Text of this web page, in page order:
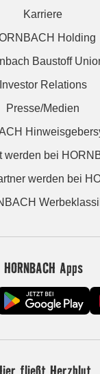
Karriere
Holding
Baustoff
Investor Relations
Presse/Medien
werden bei
werden bei
HORNBACH Apps